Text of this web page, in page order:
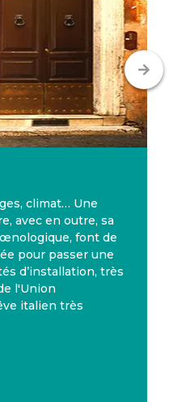
climat… Une
avec en outre, sa
font de
pour passer une
d’installation, très
l'Union
italien très